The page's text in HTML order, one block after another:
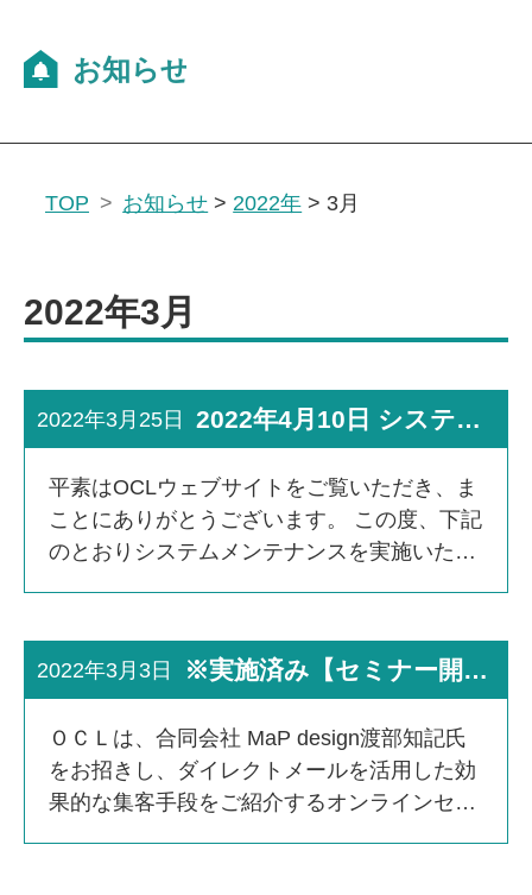
TOP お知らせ > 2022年 > 3月
2022年3月
2022年3月25日 2022年4月10日 システムメンテナンス実施のお知らせ
平素はOCLウェブサイトをご覧いただき、ま
ことにありがとうございます。 この度、下記
のとおりシステムメンテナンスを実施いたし
メンテナンス日 […]
2022年3月3日
※実施済み【セミナー開催報告】第2回ダイレクトメール活用セミナー「デジタルだけでは届かない、ＤＭでお客様をグッと引き寄せる方法―メディア特性を活かした来店施策 ―」終了、動画・資料公開のお知らせ
ＯＣＬは、合同会社 MaP design渡部知記氏
をお招きし、ダイレクトメールを活用した効
果的な集客手段をご紹介するオンラインセミ